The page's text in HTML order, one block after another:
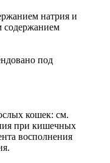
натрия и
содержанием
под
кошек: см.
при кишечных
восполнения